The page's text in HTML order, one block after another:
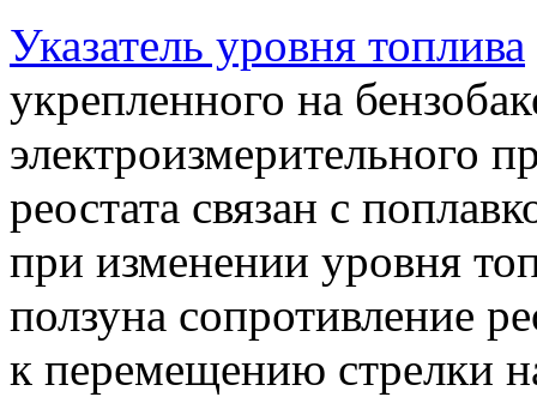
Указатель уровня топлива
укрепленного на
электроизмерительного
реостата связан с
при изменении уровня
ползуна сопротивление
к перемещению стрелки